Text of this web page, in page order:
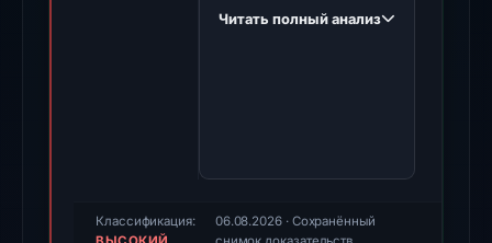
score,
Читать полный анализ
Классификация:
06.08.2026· Сохранённый